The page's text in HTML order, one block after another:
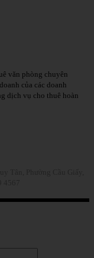
văn phòng chuyên
của các doanh
dịch vụ cho thuê hoàn